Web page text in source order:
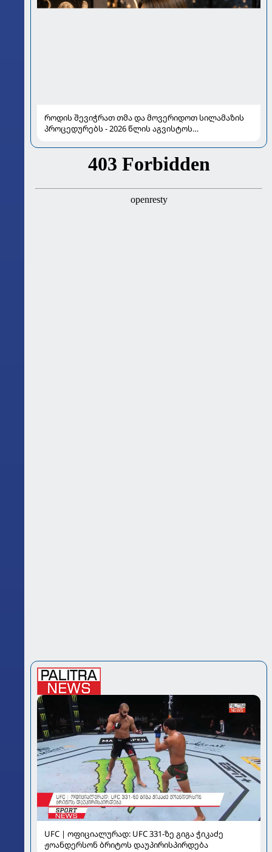
როდის შევიჭრათ თმა და მოვერიდოთ სილამაზის
პროცედურებს - 2026 წლის აგვისტოს
UFC | ოფიციალურად: UFC 331-ზე გიგა ჭიკაძე
ჟოანდერსონ ბრიტოს დაუპირისპირდება